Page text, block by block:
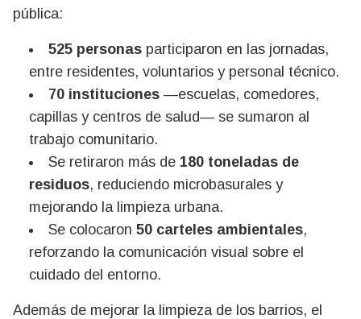
pública:
525 personas participaron en las jornadas,
entre residentes, voluntarios y personal técnico.
70 instituciones —escuelas, comedores,
capillas y centros de salud— se sumaron al
trabajo comunitario.
Se retiraron más de 180 toneladas de
residuos, reduciendo microbasurales y
mejorando la limpieza urbana.
Se colocaron 50 carteles ambientales,
reforzando la comunicación visual sobre el
cuidado del entorno.
Además de mejorar la limpieza de los barrios, el